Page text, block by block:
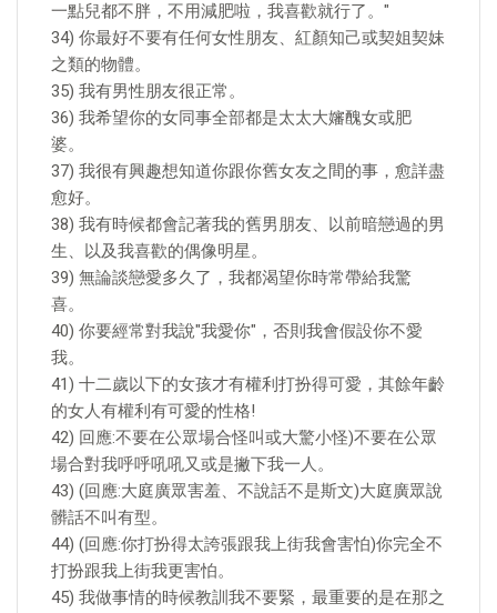
一點兒都不胖，不用減肥啦，我喜歡就行了。"
34) 你最好不要有任何女性朋友、紅顏知己或契姐契妹
之類的物體。
35) 我有男性朋友很正常。
36) 我希望你的女同事全部都是太太大嬸醜女或肥
婆。
37) 我很有興趣想知道你跟你舊女友之間的事，愈詳盡
愈好。
38) 我有時候都會記著我的舊男朋友、以前暗戀過的男
生、以及我喜歡的偶像明星。
39) 無論談戀愛多久了，我都渴望你時常帶給我驚
喜。
40) 你要經常對我說"我愛你"，否則我會假設你不愛
我。
41) 十二歲以下的女孩才有權利打扮得可愛，其餘年齡
的女人有權利有可愛的性格!
42) 回應:不要在公眾場合怪叫或大驚小怪)不要在公眾
場合對我呼呼吼吼又或是撇下我一人。
43) (回應:大庭廣眾害羞、不說話不是斯文)大庭廣眾說
髒話不叫有型。
44) (回應:你打扮得太誇張跟我上街我會害怕)你完全不
打扮跟我上街我更害怕。
45) 我做事情的時候教訓我不要緊，最重要的是在那之